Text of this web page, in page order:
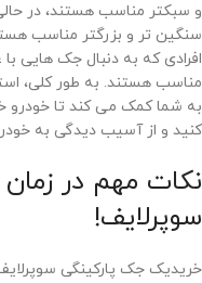
و سبکتر مناسب هستند، در
سنگین تر و بزرگتر مناسب
افرادی که به دنبال جک هایی
به شما کمک می کند تا خودرو
کنید و از آسیب دیدگی به
نکات مهم در
سوپرلایف!
خریدیک جک پارکینگی